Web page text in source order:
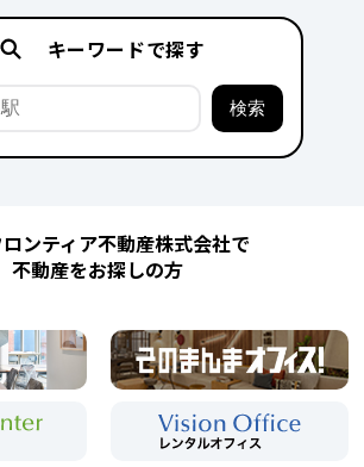
キーワードで探す
ンティア不動産株式会社で
不動産をお探しの方